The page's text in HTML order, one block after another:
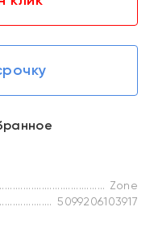
Zone
5099206103917